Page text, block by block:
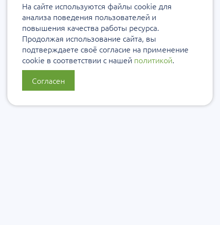
На сайте используются файлы cookie для
анализа поведения пользователей и
повышения качества работы ресурса.
Продолжая использование сайта, вы
подтверждаете своё согласие на применение
cookie в соответствии с нашей политикой.
Согласен